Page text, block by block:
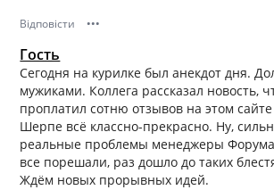
Відповісти •••
Гость
Сегодня на курилке был анекдот дня.
мужиками. Коллега рассказал новость,
проплатил сотню отзывов на этом сайте
Шерпе всё классно-прекрасно. Ну,
реальные проблемы менеджеры
все порешали, раз дошло до таких
Ждём новых прорывных идей.